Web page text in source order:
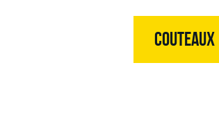
COUTEAUX